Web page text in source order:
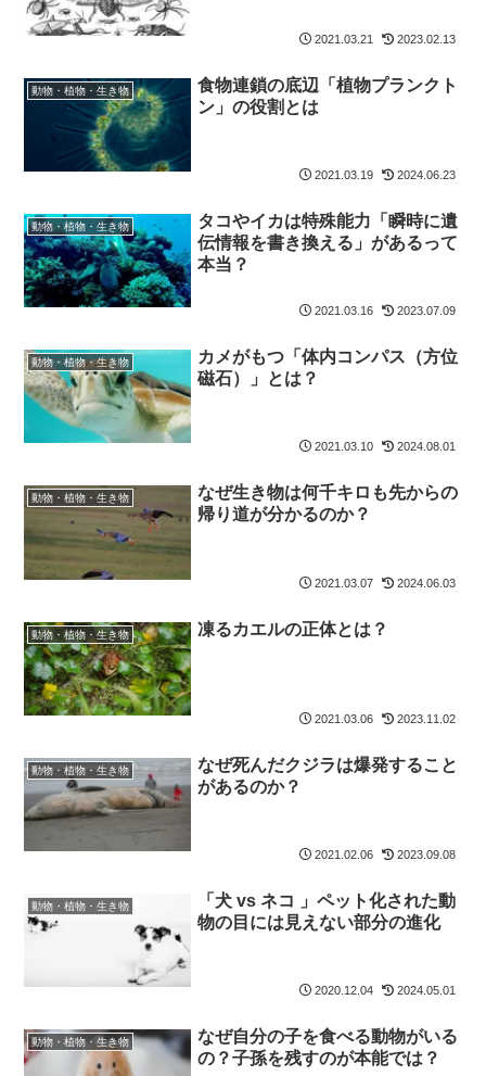
2021.03.21 2023.02.13
動物・植物・生き物
食物連鎖の底辺「植物プランクト
ン」の役割とは
2021.03.19 2024.06.23
動物・植物・生き物
タコやイカは特殊能力「瞬時に遺
伝情報を書き換える」があるって
本当？
2021.03.16 2023.07.09
動物・植物・生き物
カメがもつ「体内コンパス（方位
磁石）」とは？
2021.03.10 2024.08.01
動物・植物・生き物
なぜ生き物は何千キロも先からの
帰り道が分かるのか？
2021.03.07 2024.06.03
動物・植物・生き物 凍るカエルの正体とは？
2021.03.06 2023.11.02
動物・植物・生き物
なぜ死んだクジラは爆発すること
があるのか？
2021.02.06 2023.09.08
動物・植物・生き物
「犬 vs ネコ 」ペット化された動
物の目には見えない部分の進化
2020.12.04 2024.05.01
動物・植物・生き物
なぜ自分の子を食べる動物がいる
の？子孫を残すのが本能では？